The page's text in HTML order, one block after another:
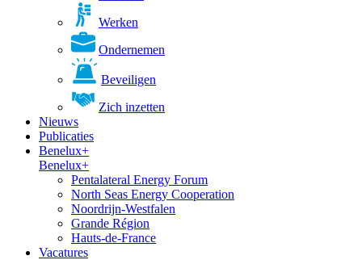
Werken
Ondernemen
Beveiligen
Zich inzetten
Nieuws
Publicaties
Benelux+
Benelux+
Pentalateral Energy Forum
North Seas Energy Cooperation
Noordrijn-Westfalen
Grande Région
Hauts-de-France
Vacatures